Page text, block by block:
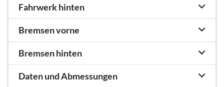
Fahrwerk hinten
Bremsen vorne
Bremsen hinten
Daten und Abmessungen